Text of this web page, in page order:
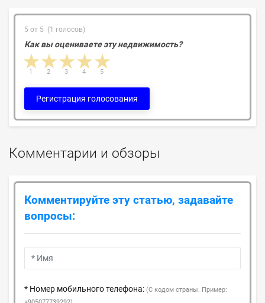
5 от 5 (1 голосов)
Как вы оцениваете эту недвижимость?
4 stars
3 stars
2 stars
1 star 5
4
3
2
1
Регистрация голосования
Комментарии и обзоры
Комментируйте эту статью, задавайте
вопросы:
* Номер мобильного телефона: (С кодом страны. Пример: